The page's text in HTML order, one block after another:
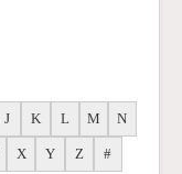
J K L M N
X Y Z #